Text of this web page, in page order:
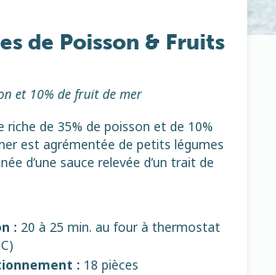
de Poisson & Fruits
et 10% de fruit de mer
riche de 35% de poisson et de 10%
est agrémentée de petits légumes
d’une sauce relevée d’un trait de
: 20 à 25 min. au four à thermostat
: 18 pièces